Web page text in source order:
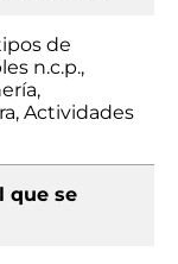
de
n.c.p.,
Actividades
que se